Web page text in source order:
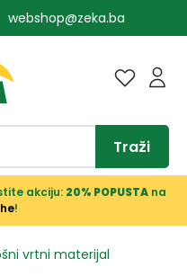
webshop@zeka.ba
Traži
akciju: 20% POPUSTAna
!
vrtni materijal